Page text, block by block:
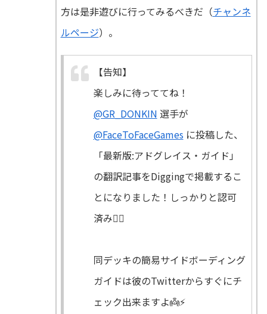
方は是非遊びに行ってみるべきだ（チャンネ
ルページ）。
【告知】
楽しみに待っててね！
@GR_DONKIN 選手が
@FaceToFaceGames に投稿した、
「最新版:アドグレイス・ガイド」
の翻訳記事をDiggingで掲載するこ
とになりました！しっかりと認可
済み🧟‍♂️
同デッキの簡易サイドボーディング
ガイドは彼のTwitterからすぐにチ
ェック出来ますよ👼⚡️